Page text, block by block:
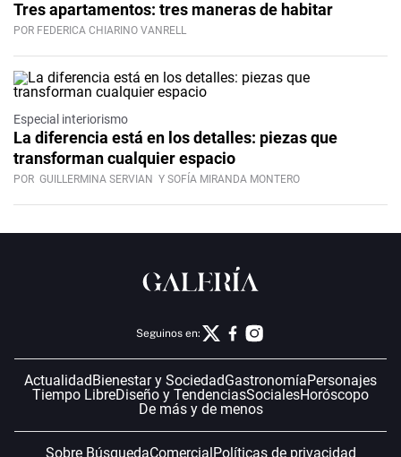
Tres apartamentos: tres maneras de habitar
POR FEDERICA CHIARINO VANRELL
Especial interiorismo
La diferencia está en los detalles: piezas que
transforman cualquier espacio
POR GUILLERMINA SERVIAN Y SOFÍA MIRANDA MONTERO
Seguinos en:
Actualidad Bienestar y SociedadGastronomíaPersonajes
Tiempo LibreDiseño y TendenciasSocialesHoróscopo
De más y de menos
Sobre BúsquedaComercial Políticas de privacidad